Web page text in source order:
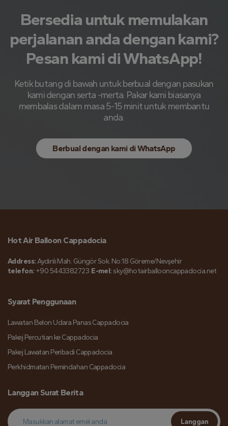
Bersedia untuk memulakan
perjalanan anda dengan kami?
Pesan kami di WhatsApp!
Ketik butang di bawah untuk berbual dengan pasukan
kami dengan serta -merta. Pakar kami biasanya
membalas dalam masa 5-15 minit untuk membantu
anda.
Berbual dengan kami di WhatsApp
Hot Air Balloon Cappadocia
Address:Aydınlı Mah. Güngör Sok. No:18 Göreme/Nevşehir
telefon: +90 5443382723 E-mel: sky@hotairballooncappadocia.net
Syarat Penggunaan
Lawatan Belon Udara Panas Cappadocia
Pakej Percutian ke Cappadocia
Pakej Lawatan Peribadi Cappadocia
Perkhidmatan Pemindahan Cappadocia
Langgan Surat Berita
Langgan